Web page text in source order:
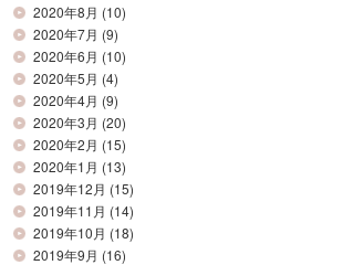
2020年8月 (10)
2020年7月 (9)
2020年6月 (10)
2020年5月 (4)
2020年4月 (9)
2020年3月 (20)
2020年2月 (15)
2020年1月 (13)
2019年12月 (15)
2019年11月 (14)
2019年10月 (18)
2019年9月 (16)